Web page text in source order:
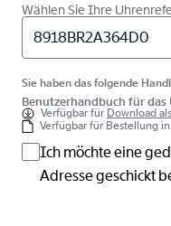
Wählen Sie Ihre
8918BR2A364D0
Sie haben das folgende
Benutzerhandbuch für das
Verfügbar für Download
Verfügbar für Bestellung
Ich möchte eine
Adresse geschickt